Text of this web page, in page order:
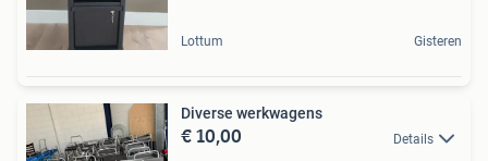
Lottum Gisteren
Diverse werkwagens
€ 10,00 Details